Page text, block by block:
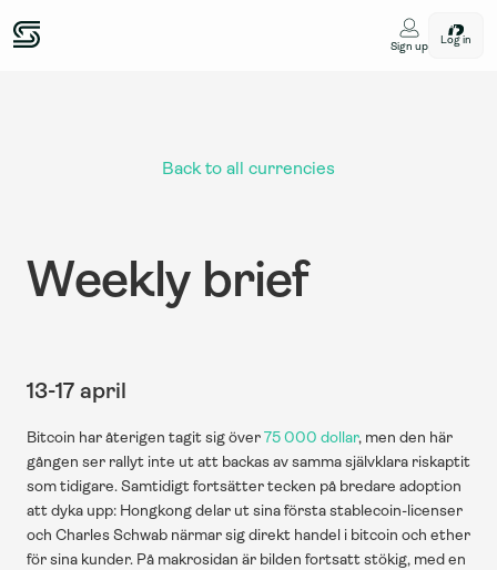
Sign up
Log in
Back to all currencies
Weekly brief
13-17 april
Bitcoin har återigen tagit sig över 75 000 dollar, men den här
gången ser rallyt inte ut att backas av samma självklara riskaptit
som tidigare. Samtidigt fortsätter tecken på bredare adoption
att dyka upp: Hongkong delar ut sina första stablecoin-licenser
och Charles Schwab närmar sig direkt handel i bitcoin och ether
för sina kunder. På makrosidan är bilden fortsatt stökig, med en